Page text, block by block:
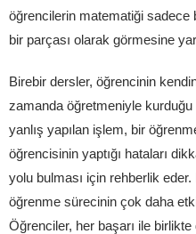
öğrencilerin matematiği sadece
bir parçası olarak görmesine
Birebir dersler, öğrencinin
zamanda öğretmeniyle
yanlış yapılan işlem, bir
öğrencisinin yaptığı hataları
yolu bulması için rehberlik
öğrenme sürecinin çok daha
Öğrenciler, her başarı ile